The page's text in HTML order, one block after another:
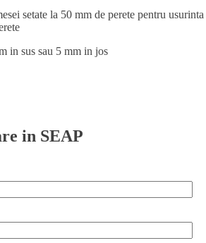
setate la 50 mm de perete pentru usurinta
in sus sau 5 mm in jos
in SEAP